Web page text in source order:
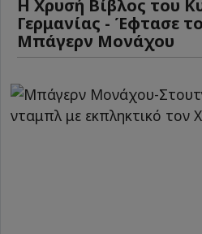
Η Χρυσή Βίβλος του
Γερμανίας - Έφτασε
Μπάγερν Μονάχου